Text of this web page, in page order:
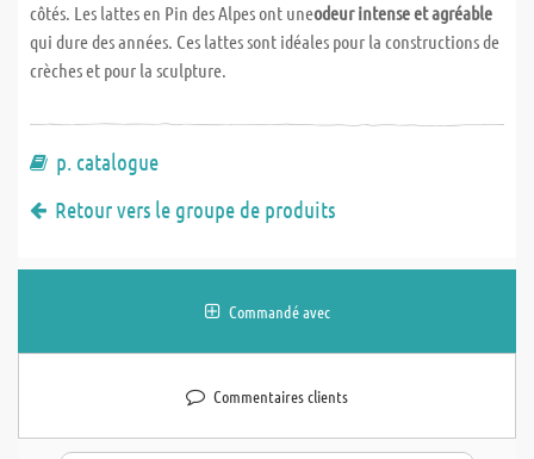
côtés. Les lattes en Pin des Alpes ont uneodeur intense et agréable
qui dure des années. Ces lattes sont idéales pour la constructions de
crèches et pour la sculpture.
p. catalogue
Retour vers le groupe de produits
Commandé avec
Commentaires clients